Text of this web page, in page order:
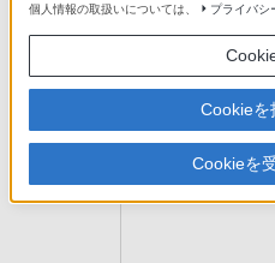
生産完了
個人情報の取扱いについては、
プライバシ
Cookieを
Cookieを